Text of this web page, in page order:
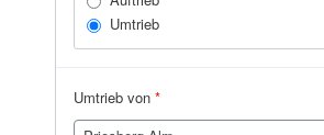
Umtrieb
Umtrieb von*